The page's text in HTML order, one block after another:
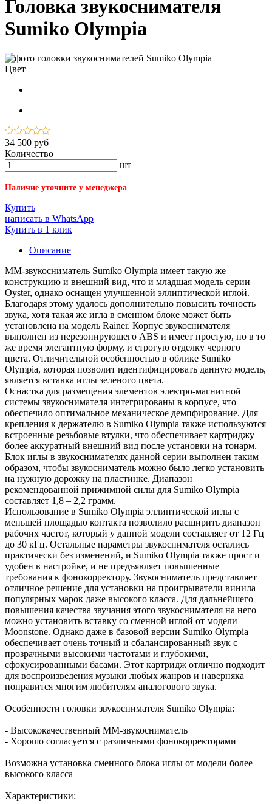
Головка звукоснимателя
Sumiko Olympia
Цвет
34 500 руб
Количество
шт
Наличие уточните у менеджера
Купить
написать в WhatsApp
Купить в 1 клик
Описание
MM-звукосниматель Sumiko Olympia имеет такую же
конструкцию и внешний вид, что и младшая модель серии
Oyster, однако оснащен улучшенной эллиптической иглой.
Благодаря этому удалось дополнительно повысить точность
звука, хотя такая же игла в сменном блоке может быть
установлена на модель Rainer. Корпус звукоснимателя
выполнен из нерезонирующего ABS и имеет простую, но в то
же время элегантную форму, и строгую отделку черного
цвета. Отличительной особенностью в облике Sumiko
Olympia, которая позволит идентифицировать данную модель,
является вставка иглы зеленого цвета.
Оснастка для размещения элементов электро-магнитной
системы звукоснимателя интегрированы в корпусе, что
обеспечило оптимальное механическое демпфирование. Для
крепления к держателю в Sumiko Olympia также используются
встроенные резьбовые втулки, что обеспечивает картриджу
более аккуратный внешний вид после установки на тонарм.
Блок иглы в звукоснимателях данной серии выполнен таким
образом, чтобы звукосниматель можно было легко установить
на нужную дорожку на пластинке. Диапазон
рекомендованной прижимной силы для Sumiko Olympia
составляет 1,8 – 2,2 грамм.
Использование в Sumiko Olympia эллиптической иглы с
меньшей площадью контакта позволило расширить диапазон
рабочих частот, который у данной модели составляет от 12 Гц
до 30 кГц. Остальные параметры звукоснимателя остались
практически без изменений, и Sumiko Olympia также прост и
удобен в настройке, и не предъявляет повышенные
требования к фонокорректору. Звукосниматель представляет
отличное решение для установки на проигрыватели винила
популярных марок даже высокого класса. Для дальнейшего
повышения качества звучания этого звукоснимателя на него
можно установить вставку со сменной иглой от модели
Moonstone. Однако даже в базовой версии Sumiko Olympia
обеспечивает очень точный и сбалансированный звук с
прозрачными высокими частотами и глубокими,
сфокусированными басами. Этот картридж отлично подходит
для воспроизведения музыки любых жанров и наверняка
понравится многим любителям аналогового звука.
Особенности головки звукоснимателя Sumiko Olympia:
- Высококачественный MM-звукосниматель
- Хорошо согласуется с различными фонокорректорами
Возможна установка сменного блока иглы от модели более
высокого класса
Характеристики: